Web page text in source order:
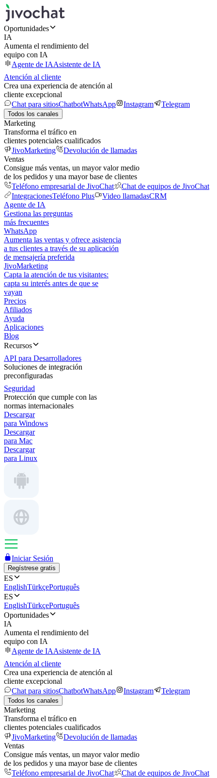
Oportunidades
IA
Aumenta el rendimiento del
equipo con IA
Agente de IAAsistente de IA
Atención al cliente
Crea una experiencia de atención al
cliente excepcional
Chat para sitiosChatbotWhatsApp Instagram Telegram
Todos los canales
Marketing
Transforma el tráfico en
clientes potenciales cualificados
JivoMarketing
Devolución de llamadas
Ventas
Consigue más ventas, un mayor valor medio
de los pedidos y una mayor base de clientes
Teléfono empresarial de JivoChat
Chat de equipos de JivoChat
IntegracionesTeléfono Plus Video llamadasCRM
Agente de IA
Gestiona las preguntas
más frecuentes
WhatsApp
Aumenta las ventas y ofrece asistencia
a tus clientes a través de su aplicación
de mensajería preferida
JivoMarketing
Capta la atención de tus visitantes:
capta su interés antes de que se
vayan
Precios
Afiliados
Ayuda
Aplicaciones
Blog
Recursos
API para Desarrolladores
Soluciones de integración
preconfiguradas
Seguridad
Protección que cumple con las
normas internacionales
Descargar
para Windows
Descargar
para Mac
Descargar
para Linux
Iniciar Sesión
Regístrese gratis
ES
EnglishTürkçePortuguês
ES
EnglishTürkçePortuguês
Oportunidades
IA
Aumenta el rendimiento del
equipo con IA
Agente de IAAsistente de IA
Atención al cliente
Crea una experiencia de atención al
cliente excepcional
Chat para sitiosChatbotWhatsApp Instagram Telegram
Todos los canales
Marketing
Transforma el tráfico en
clientes potenciales cualificados
JivoMarketing
Devolución de llamadas
Ventas
Consigue más ventas, un mayor valor medio
de los pedidos y una mayor base de clientes
Teléfono empresarial de JivoChat
Chat de equipos de JivoChat